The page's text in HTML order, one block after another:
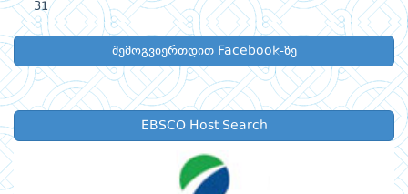
31
შემოგვიერთდით Facebook-ზე
EBSCO Host Search